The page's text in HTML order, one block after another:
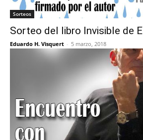
Sorteos
Sorteo del libro Invisible de
Eduardo H. Visquert - 5 marzo, 2018